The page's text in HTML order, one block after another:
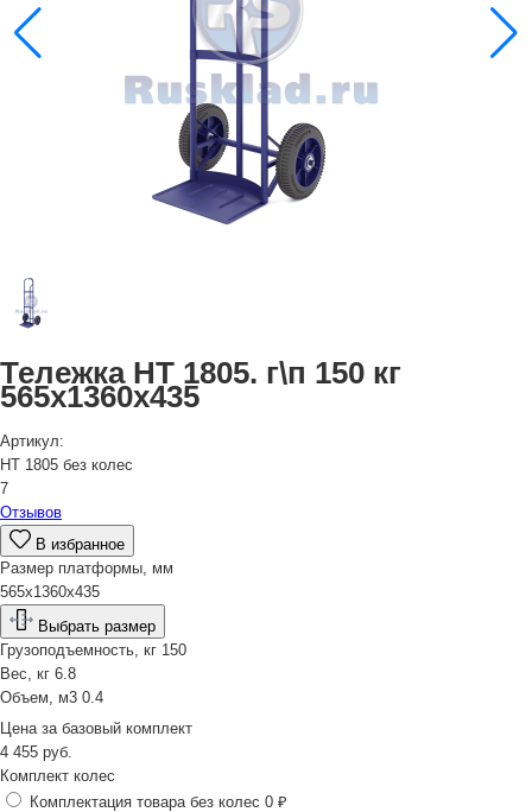
Тележка НТ 1805. г\п 150 кг
565x1360x435
Артикул:
НТ 1805 без колес
7
Отзывов
В избранное
Размер платформы, мм
565x1360x435
Выбрать размер
Грузоподъемность, кг 150
Вес, кг 6.8
Объем, м3 0.4
Цена за базовый комплект
4 455 руб.
Комплект колес
Комплектация товара без колес 0 ₽